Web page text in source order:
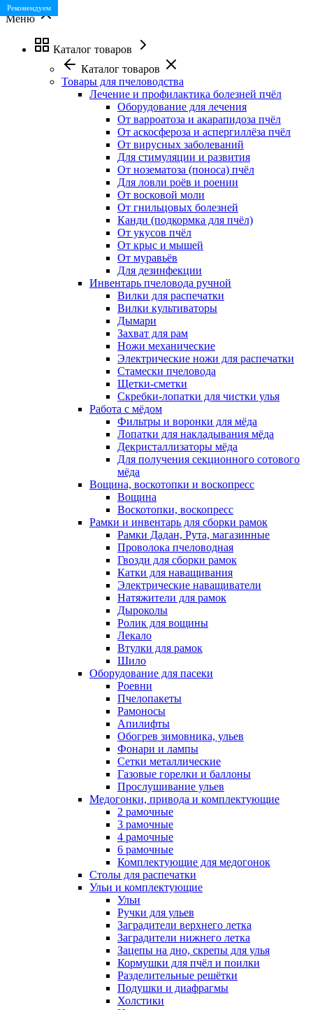
Меню
Каталог товаров
Каталог товаров
Товары для пчеловодства
Лечение и профилактика болезней пчёл
Оборудование для лечения
От варроатоза и акарапидоза пчёл
От аскосфероза и аспергиллёза пчёл
От вирусных заболеваний
Для стимуляции и развития
От нозематоза (поноса) пчёл
Для ловли роёв и роении
От восковой моли
От гнильцовых болезней
Канди (подкормка для пчёл)
От укусов пчёл
От крыс и мышей
От муравьёв
Для дезинфекции
Инвентарь пчеловода ручной
Вилки для распечатки
Вилки культиваторы
Дымари
Захват для рам
Ножи механические
Электрические ножи для распечатки
Стамески пчеловода
Щетки-сметки
Скребки-лопатки для чистки улья
Работа с мёдом
Фильтры и воронки для мёда
Лопатки для накладывания мёда
Декристаллизаторы мёда
Для получения секционного сотового
мёда
Вощина, воскотопки и воскопресс
Вощина
Воскотопки, воскопресс
Рамки и инвентарь для сборки рамок
Рамки Дадан, Рута, магазинные
Проволока пчеловодная
Гвозди для сборки рамок
Катки для наващивания
Электрические наващиватели
Натяжители для рамок
Дыроколы
Ролик для вощины
Лекало
Втулки для рамок
Шило
Оборудование для пасеки
Роевни
Пчелопакеты
Рамоносы
Апилифты
Обогрев зимовника, ульев
Фонари и лампы
Сетки металлические
Газовые горелки и баллоны
Прослушивание ульев
Медогонки, привода и комплектующие
2 рамочные
3 рамочные
4 рамочные
6 рамочные
Комплектующие для медогонок
Столы для распечатки
Ульи и комплектующие
Ульи
Ручки для ульев
Заградители верхнего летка
Заградители нижнего летка
Зацепы на дно, скрепы для улья
Кормушки для пчёл и поилки
Разделительные решётки
Подушки и диафрагмы
Холстики
Рекомендуем